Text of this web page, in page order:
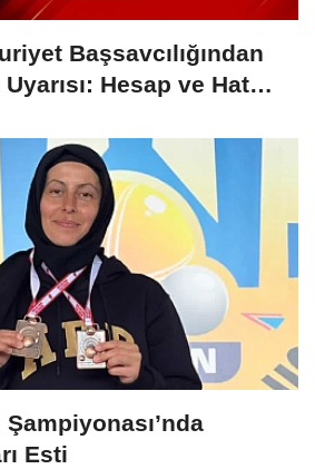
Başsavcılığından
Uyarısı: Hesap ve Hat
Esti